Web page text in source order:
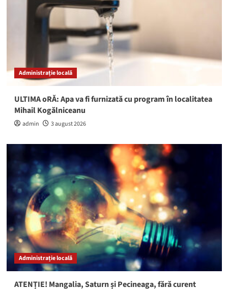
Administrație locală
ULTIMA oRĂ: Apa va fi furnizată cu program în localitatea
Mihail Kogălniceanu
admin 3 august 2026
Administrație locală
ATENȚIE! Mangalia, Saturn și Pecineaga, fără curent